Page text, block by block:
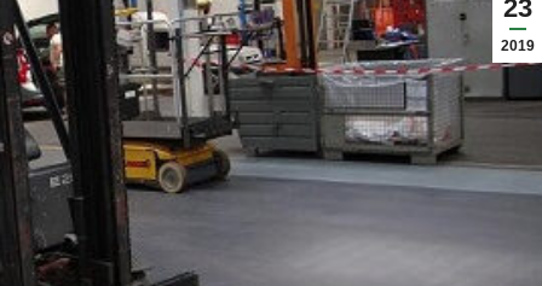
23
2019